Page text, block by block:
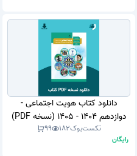
دانلود کتاب هویت اجتماعی -
دوازدهم 1404 - 1405 (نسخه PDF)
تکست‌بوک182
99
رایگان